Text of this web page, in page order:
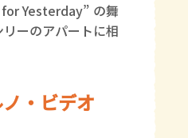
Yesterday” の舞
ーのアパートに相
・ビデオ